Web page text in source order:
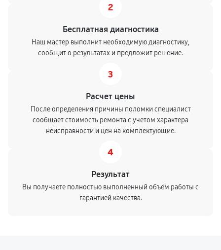
2
Бесплатная диагностика
Наш мастер выполнит необходимую диагностику,
сообщит о результатах и предложит решение.
3
Расчет цены
После определения причины поломки специалист
сообщает стоимость ремонта с учетом характера
неисправности и цен на комплектующие.
4
Результат
Вы получаете полностью выполненный объём работы с
гарантией качества.